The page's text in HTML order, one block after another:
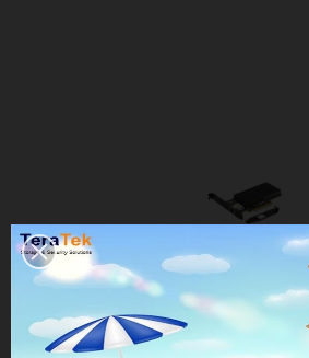
SCHEDA RETE LAN 10GB
CODICE: